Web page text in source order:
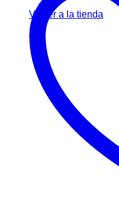
Volver a la tienda